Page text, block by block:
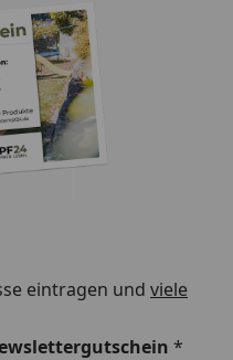
Dachbahn
Foliendach
eintragen und viele
*